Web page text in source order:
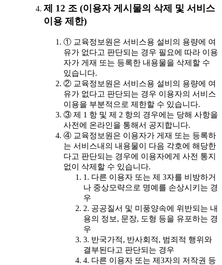
제 12 조 (이용자 게시물의 삭제 및 서비스
이용 제한)
① 교육정보원은 서비스용 설비의 용량에 여
유가 없다고 판단되는 경우 필요에 따라 이용
자가 게재 또는 등록한 내용물을 삭제할 수
있습니다.
② 교육정보원은 서비스용 설비의 용량에 여
유가 없다고 판단되는 경우 이용자의 서비스
이용을 부분적으로 제한할 수 있습니다.
③ 제 1 항 및 제 2 항의 경우에는 당해 사항을
사전에 온라인을 통해서 공지합니다.
④ 교육정보원은 이용자가 게재 또는 등록하
는 서비스내의 내용물이 다음 각호에 해당한
다고 판단되는 경우에 이용자에게 사전 통지
없이 삭제할 수 있습니다.
1. 다른 이용자 또는 제 3자를 비방하거
나 중상모략으로 명예를 손상시키는 경
우
2. 공공질서 및 미풍양속에 위반되는 내
용의 정보, 문장, 도형 등을 유포하는 경
우
3. 반국가적, 반사회적, 범죄적 행위와
결부된다고 판단되는 경우
4. 다른 이용자 또는 제3자의 저작권 등